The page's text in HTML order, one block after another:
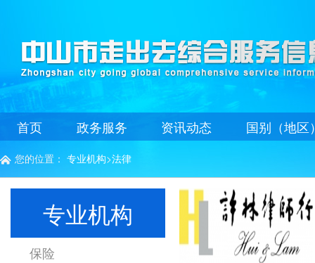
首页 政务服务 资讯动态 国别（地区
 您的位置： 专业机构>法律
专业机构
保险